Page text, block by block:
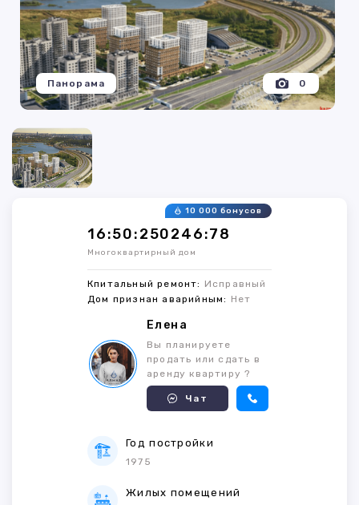
0
Панорама
16:50:250246:78
10 000 бонусов
Многоквартирный дом
Кпитальный ремонт: Исправный
Дом признан аварийным: Нет
Елена
Вы планируете
продать или сдать в
аренду квартиру ?
Чат
Год постройки
1975
Жилых помещений